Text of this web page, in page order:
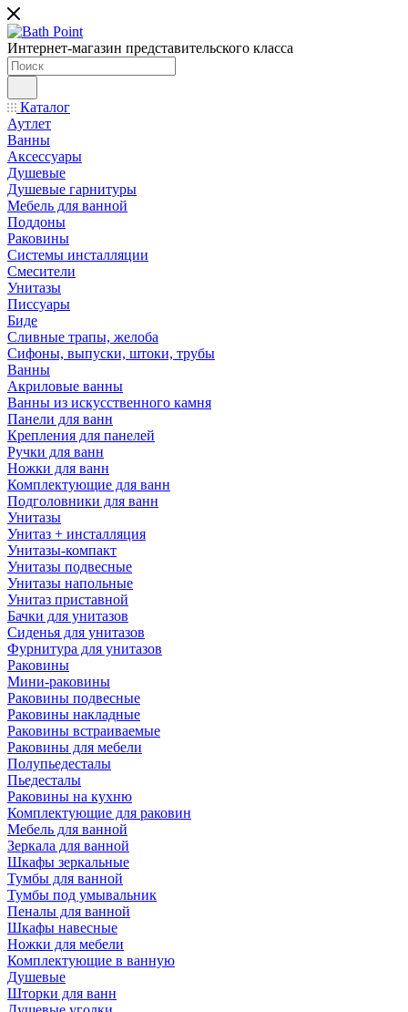
Интернет-магазин представительского класса
Каталог
Аутлет
Ванны
Аксессуары
Душевые
Душевые гарнитуры
Мебель для ванной
Поддоны
Раковины
Системы инсталляции
Смесители
Унитазы
Писсуары
Биде
Сливные трапы, желоба
Сифоны, выпуски, штоки, трубы
Ванны
Акриловые ванны
Ванны из искусственного камня
Панели для ванн
Крепления для панелей
Ручки для ванн
Ножки для ванн
Комплектующие для ванн
Подголовники для ванн
Унитазы
Унитаз + инсталляция
Унитазы-компакт
Унитазы подвесные
Унитазы напольные
Унитаз приставной
Бачки для унитазов
Сиденья для унитазов
Фурнитура для унитазов
Раковины
Мини-раковины
Раковины подвесные
Раковины накладные
Раковины встраиваемые
Раковины для мебели
Полупьедесталы
Пьедесталы
Раковины на кухню
Комплектующие для раковин
Мебель для ванной
Зеркала для ванной
Шкафы зеркальные
Тумбы для ванной
Тумбы под умывальник
Пеналы для ванной
Шкафы навесные
Ножки для мебели
Комплектующие в ванную
Душевые
Шторки для ванн